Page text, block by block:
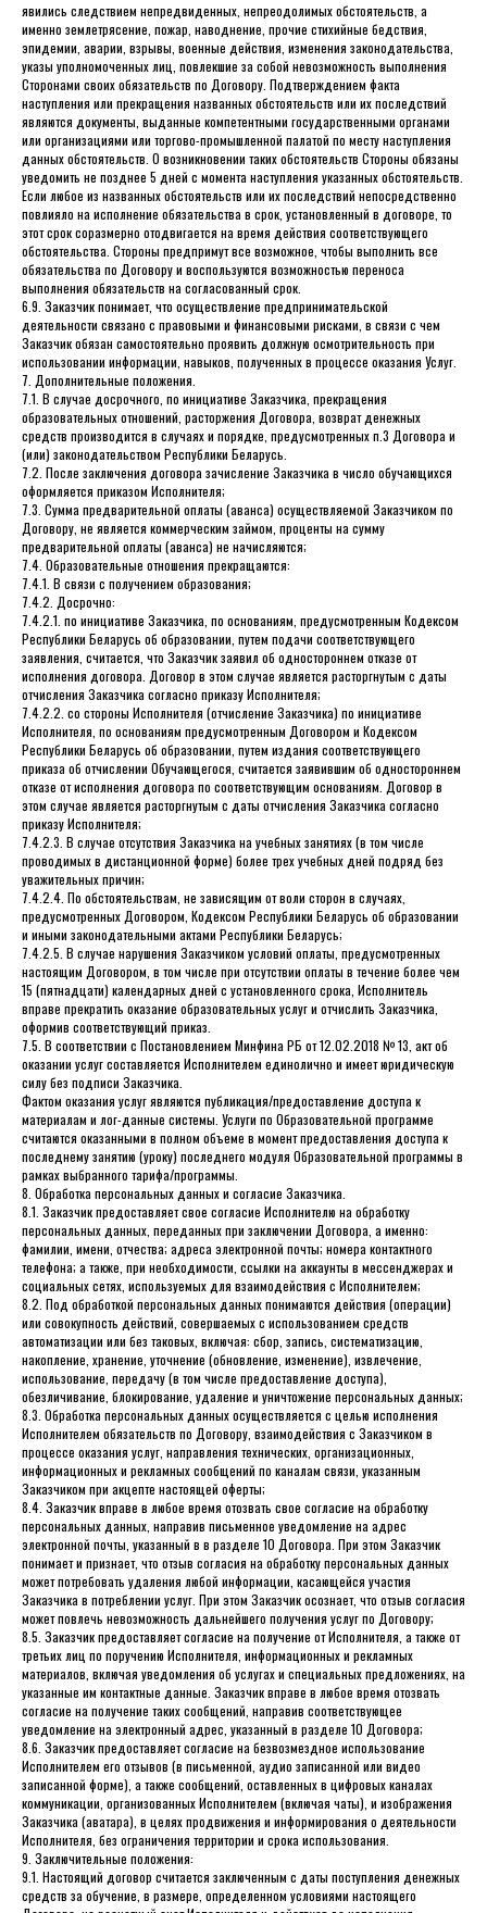
явились следствием непредвиденных, непреодолимых обстоятельств, а
именно землетрясение, пожар, наводнение, прочие стихийные бедствия,
эпидемии, аварии, взрывы, военные действия, изменения законодательства,
указы уполномоченных лиц, повлекшие за собой невозможность выполнения
Сторонами своих обязательств по Договору. Подтверждением факта
наступления или прекращения названных обстоятельств или их последствий
являются документы, выданные компетентными государственными органами
или организациями или торгово-промышленной палатой по месту наступления
данных обстоятельств. О возникновении таких обстоятельств Стороны обязаны
уведомить не позднее 5 дней с момента наступления указанных обстоятельств.
Если любое из названных обстоятельств или их последствий непосредственно
повлияло на исполнение обязательства в срок, установленный в договоре, то
этот срок соразмерно отодвигается на время действия соответствующего
обстоятельства. Стороны предпримут все возможное, чтобы выполнить все
обязательства по Договору и воспользуются возможностью переноса
выполнения обязательств на согласованный срок.
6.9. Заказчик понимает, что осуществление предпринимательской
деятельности связано с правовыми и финансовыми рисками, в связи с чем
Заказчик обязан самостоятельно проявить должную осмотрительность при
использовании информации, навыков, полученных в процессе оказания Услуг.
7. Дополнительные положения.
7.1. В случае досрочного, по инициативе Заказчика, прекращения
образовательных отношений, расторжения Договора, возврат денежных
средств производится в случаях и порядке, предусмотренных п.3 Договора и
(или) законодательством Республики Беларусь.
7.2. После заключения договора зачисление Заказчика в число обучающихся
оформляется приказом Исполнителя;
7.3. Сумма предварительной оплаты (аванса) осуществляемой Заказчиком по
Договору, не является коммерческим займом, проценты на сумму
предварительной оплаты (аванса) не начисляются;
7.4. Образовательные отношения прекращаются:
7.4.1. В связи с получением образования;
7.4.2. Досрочно:
7.4.2.1. по инициативе Заказчика, по основаниям, предусмотренным Кодексом
Республики Беларусь об образовании, путем подачи соответствующего
заявления, считается, что Заказчик заявил об одностороннем отказе от
исполнения договора. Договор в этом случае является расторгнутым с даты
отчисления Заказчика согласно приказу Исполнителя;
7.4.2.2. со стороны Исполнителя (отчисление Заказчика) по инициативе
Исполнителя, по основаниям предусмотренным Договором и Кодексом
Республики Беларусь об образовании, путем издания соответствующего
приказа об отчислении Обучающегося, считается заявившим об одностороннем
отказе от исполнения договора по соответствующим основаниям. Договор в
этом случае является расторгнутым с даты отчисления Заказчика согласно
приказу Исполнителя;
7.4.2.3. В случае отсутствия Заказчика на учебных занятиях (в том числе
проводимых в дистанционной форме) более трех учебных дней подряд без
уважительных причин;
7.4.2.4. По обстоятельствам, не зависящим от воли сторон в случаях,
предусмотренных Договором, Кодексом Республики Беларусь об образовании
и иными законодательными актами Республики Беларусь;
7.4.2.5. В случае нарушения Заказчиком условий оплаты, предусмотренных
настоящим Договором, в том числе при отсутствии оплаты в течение более чем
15 (пятнадцати) календарных дней с установленного срока, Исполнитель
вправе прекратить оказание образовательных услуг и отчислить Заказчика,
оформив соответствующий приказ.
7.5. В соответствии с Постановлением Минфина РБ от 12.02.2018 № 13, акт об
оказании услуг составляется Исполнителем единолично и имеет юридическую
силу без подписи Заказчика.
Фактом оказания услуг являются публикация/предоставление доступа к
материалам и лог-данные системы. Услуги по Образовательной программе
считаются оказанными в полном объеме в момент предоставления доступа к
последнему занятию (уроку) последнего модуля Образовательной программы в
рамках выбранного тарифа/программы.
8. Обработка персональных данных и согласие Заказчика.
8.1. Заказчик предоставляет свое согласие Исполнителю на обработку
персональных данных, переданных при заключении Договора, а именно:
фамилии, имени, отчества; адреса электронной почты; номера контактного
телефона; а также, при необходимости, ссылки на аккаунты в мессенджерах и
социальных сетях, используемых для взаимодействия с Исполнителем;
8.2. Под обработкой персональных данных понимаются действия (операции)
или совокупность действий, совершаемых с использованием средств
автоматизации или без таковых, включая: сбор, запись, систематизацию,
накопление, хранение, уточнение (обновление, изменение), извлечение,
использование, передачу (в том числе предоставление доступа),
обезличивание, блокирование, удаление и уничтожение персональных данных;
8.3. Обработка персональных данных осуществляется с целью исполнения
Исполнителем обязательств по Договору, взаимодействия с Заказчиком в
процессе оказания услуг, направления технических, организационных,
информационных и рекламных сообщений по каналам связи, указанным
Заказчиком при акцепте настоящей оферты;
8.4. Заказчик вправе в любое время отозвать свое согласие на обработку
персональных данных, направив письменное уведомление на адрес
электронной почты, указанный в в разделе 10 Договора. При этом Заказчик
понимает и признает, что отзыв согласия на обработку персональных данных
может потребовать удаления любой информации, касающейся участия
Заказчика в потреблении услуг. При этом Заказчик осознает, что отзыв согласия
может повлечь невозможность дальнейшего получения услуг по Договору;
8.5. Заказчик предоставляет согласие на получение от Исполнителя, а также от
третьих лиц по поручению Исполнителя, информационных и рекламных
материалов, включая уведомления об услугах и специальных предложениях, на
указанные им контактные данные. Заказчик вправе в любое время отозвать
согласие на получение таких сообщений, направив соответствующее
уведомление на электронный адрес, указанный в разделе 10 Договора;
8.6. Заказчик предоставляет согласие на безвозмездное использование
Исполнителем его отзывов (в письменной, аудио записанной или видео
записанной форме), а также сообщений, оставленных в цифровых каналах
коммуникации, организованных Исполнителем (включая чаты), и изображения
Заказчика (аватара), в целях продвижения и информирования о деятельности
Исполнителя, без ограничения территории и срока использования.
9. Заключительные положения:
9.1. Настоящий договор считается заключенным с даты поступления денежных
средств за обучение, в размере, определенном условиями настоящего